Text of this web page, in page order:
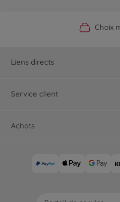
BoutiqueChoix
Service
Liens directs
Service client
Achats